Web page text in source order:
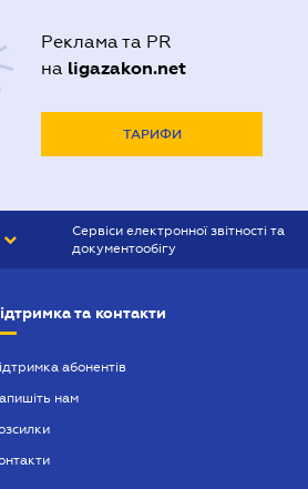
Реклама та PR
на ligazakon.net
ТАРИФИ
Сервіси електронної звітності та
документообігу
та контакти
абонентів
нам